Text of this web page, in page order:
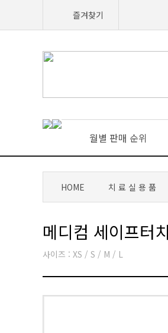
즐겨찾기
월별 판매 순위
HOME 치 료 실 용 품
메디컴 세이프터
사이즈 : XS / S / M / L